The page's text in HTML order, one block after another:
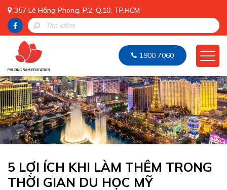
357 Lê Hồng Phong, P.2, Q.10, TP.HCM
1900 7060
5 LỢI ÍCH KHI LÀM THÊM TRONG
THỜI GIAN DU HỌC MỸ